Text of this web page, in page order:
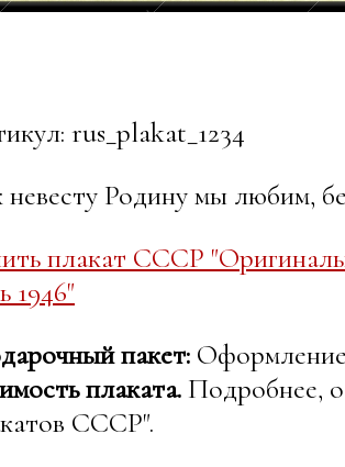
rus_plakat_1234
невесту Родину мы любим,
плакат СССР
1946"
пакет: Оформление
плаката. Подробнее,
СССР".